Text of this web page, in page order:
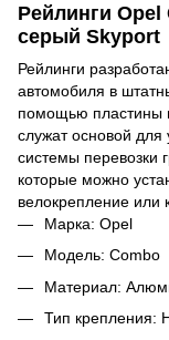
Рейлинги Opel
серый Skyport
Рейлинги
автомобиля в
помощью пластины
служат основой для
системы перевозки
которые можно
велокрепление или
Марка: Opel
Модель: Combo
Материал:
Тип крепления: